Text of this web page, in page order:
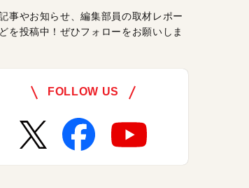
事やお知らせ、編集部員の取材レポー
を投稿中！ぜひフォローをお願いしま
FOLLOW US